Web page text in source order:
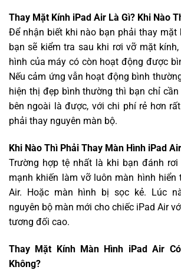
Thay Mặt Kính iPad Air Là Gì? Khi Nào
Để nhận biết khi nào bạn phải thay mặt
bạn sẽ kiểm tra sau khi rơi vỡ mặt
hình của máy có còn hoạt động được
Nếu cảm ứng vẫn hoạt động bình
hiện thị đẹp bình thường thì bạn chỉ
bên ngoài là được, với chi phí rẻ hơn
phải thay nguyên màn bộ.
Khi Nào Thì Phải Thay Màn Hình iPad
Trường hợp tệ nhất là khi bạn đánh
mạnh khiến làm vỡ luôn màn hình hiển
Air. Hoặc màn hình bị sọc kẻ. Lúc
nguyên bộ màn mới cho chiếc iPad Air
tương đối cao.
Thay Mặt Kính Màn Hình iPad Air
Không?